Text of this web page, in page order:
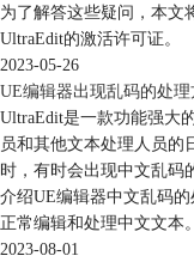
为了解答这些疑问，本文
UltraEdit的激活许可证。
2023-05-26
UE编辑器出现乱码的处
UltraEdit是一款功能强大
员和其他文本处理人员的
时，有时会出现中文乱码
介绍UE编辑器中文乱码
正常编辑和处理中文文本。
2023-08-01